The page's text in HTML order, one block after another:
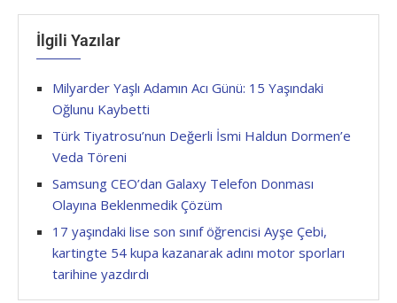
İlgili Yazılar
Milyarder Yaşlı Adamın Acı Günü: 15 Yaşındaki
Oğlunu Kaybetti
Türk Tiyatrosu’nun Değerli İsmi Haldun Dormen’e
Veda Töreni
Samsung CEO’dan Galaxy Telefon Donması
Olayına Beklenmedik Çözüm
17 yaşındaki lise son sınıf öğrencisi Ayşe Çebi,
kartingte 54 kupa kazanarak adını motor sporları
tarihine yazdırdı